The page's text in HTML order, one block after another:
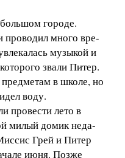
городе.
проводил много вре-
музыкой и
звали Питер.
в школе, но
воду.
провести лето в
милый домик неда-
Грей и Питер
июня. Позже